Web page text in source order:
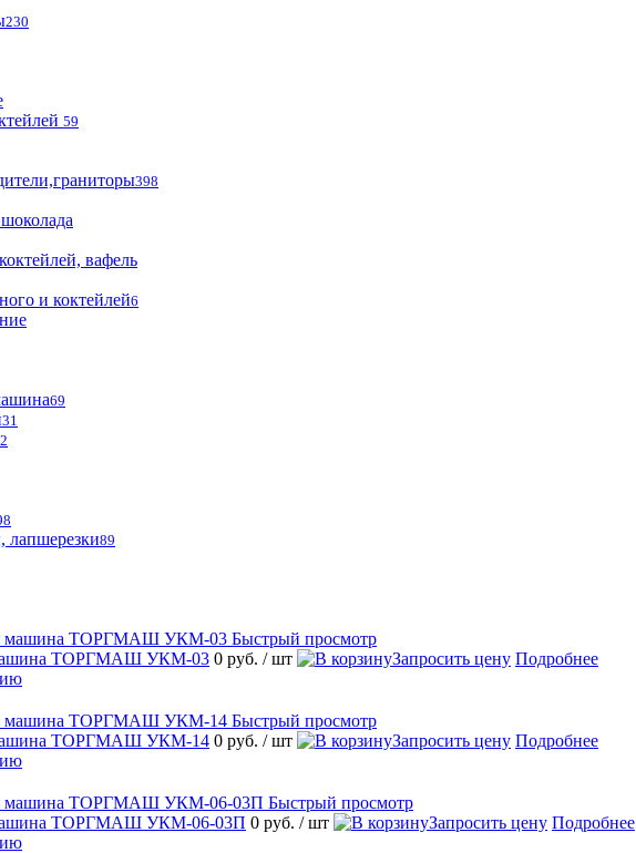
230
59
398
вафель
и коктейлей6
69
31
лапшерезки89
Быстрый просмотр
машина ТОРГМАШ УКМ-03 0 руб. / шт Запросить цену Подробнее
Быстрый просмотр
машина ТОРГМАШ УКМ-14 0 руб. / шт Запросить цену Подробнее
Быстрый просмотр
машина ТОРГМАШ УКМ-06-03П 0 руб. / шт Запросить цену Подробнее